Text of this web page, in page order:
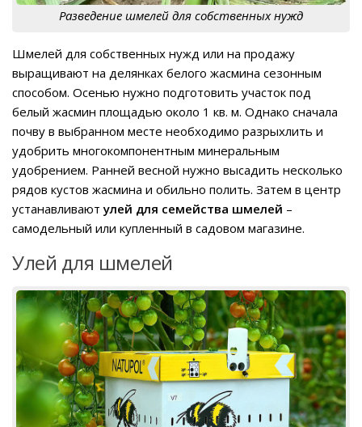
Разведение шмелей для собственных нужд
Шмелей для собственных нужд или на продажу
выращивают на делянках белого жасмина сезонным
способом. Осенью нужно подготовить участок под
белый жасмин площадью около 1 кв. м. Однако сначала
почву в выбранном месте необходимо разрыхлить и
удобрить многокомпонентным минеральным
удобрением. Ранней весной нужно высадить несколько
рядов кустов жасмина и обильно полить. Затем в центр
устанавливаютулей для семейства шмелей –
самодельный или купленный в садовом магазине.
Улей для шмелей